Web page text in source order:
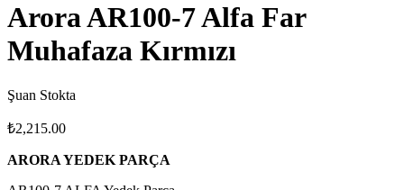
Arora AR100-7 Alfa Far
Muhafaza Kırmızı
Şuan Stokta
₺2,215.00
ARORA YEDEK PARÇA